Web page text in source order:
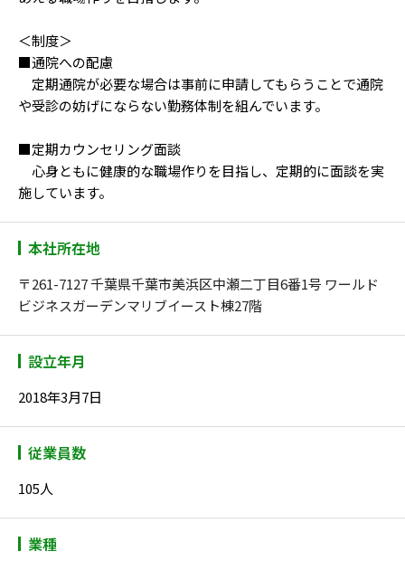
＜制度＞
■通院への配慮
定期通院が必要な場合は事前に申請してもらうことで通院
や受診の妨げにならない勤務体制を組んでいます。
■定期カウンセリング面談
心身ともに健康的な職場作りを目指し、定期的に面談を実
施しています。
本社所在地
〒261-7127 千葉県千葉市美浜区中瀬二丁目6番1号 ワールド
ビジネスガーデンマリブイースト棟27階
設立年月
2018年3月7日
従業員数
105人
業種